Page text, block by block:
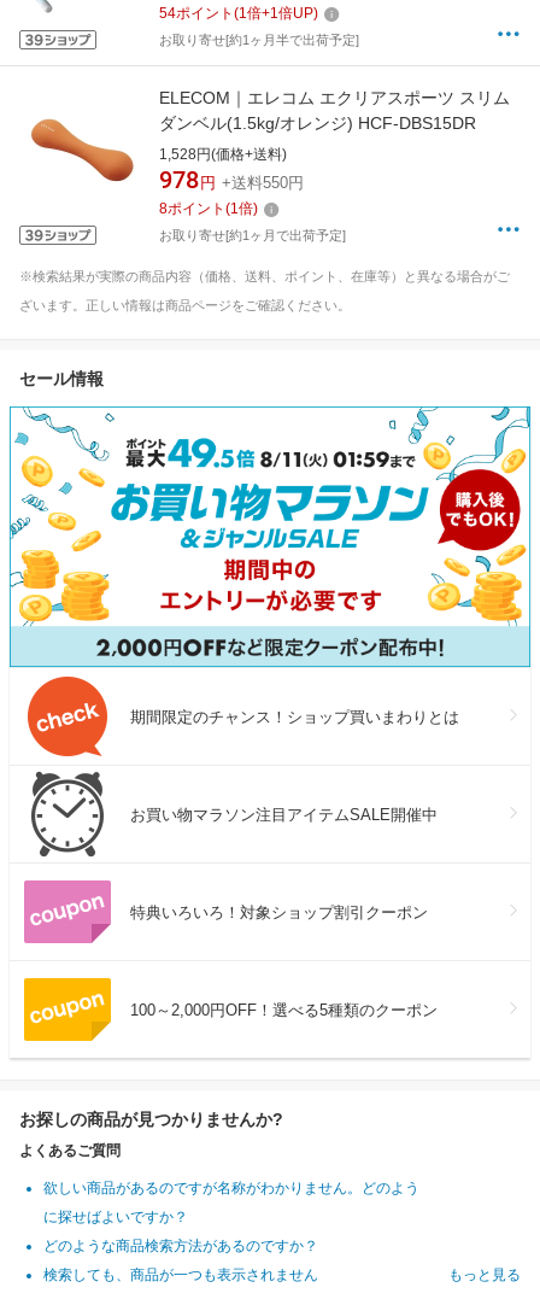
54ポイント (1倍+1倍UP)
お取り寄せ[約1ヶ月半で出荷予定]
ELECOM｜エレコム エクリアスポーツ スリム
ダンベル(1.5kg/オレンジ) HCF-DBS15DR
1,528円(価格+送料)
978 円 +送料550円
8ポイント (1倍)
お取り寄せ[約1ヶ月で出荷予定]
※検索結果が実際の商品内容（価格、送料、ポイント、在庫等）と異なる場合がご
ざいます。正しい情報は商品ページをご確認ください。
セール情報
期間限定のチャンス！ショップ買いまわりとは
お買い物マラソン注目アイテムSALE開催中
特典いろいろ！対象ショップ割引クーポン
100～2,000円OFF！選べる5種類のクーポン
お探しの商品が見つかりませんか?
よくあるご質問
欲しい商品があるのですが名称がわかりません。どのよう
に探せばよいですか？
どのような商品検索方法があるのですか？
検索しても、商品が一つも表示されません
もっと見る